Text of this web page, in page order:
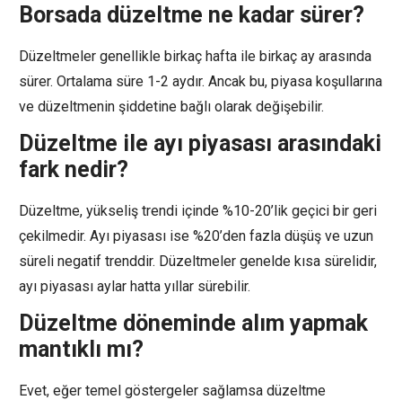
Borsada düzeltme ne kadar sürer?
Düzeltmeler genellikle birkaç hafta ile birkaç ay arasında
sürer. Ortalama süre 1-2 aydır. Ancak bu, piyasa koşullarına
ve düzeltmenin şiddetine bağlı olarak değişebilir.
Düzeltme ile ayı piyasası arasındaki
fark nedir?
Düzeltme, yükseliş trendi içinde %10-20’lik geçici bir geri
çekilmedir. Ayı piyasası ise %20’den fazla düşüş ve uzun
süreli negatif trenddir. Düzeltmeler genelde kısa sürelidir,
ayı piyasası aylar hatta yıllar sürebilir.
Düzeltme döneminde alım yapmak
mantıklı mı?
Evet, eğer temel göstergeler sağlamsa düzeltme